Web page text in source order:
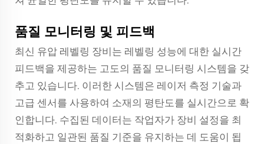
품질 모니터링 및 피드백
최신 유압 레벨링 장비는 레벨링 성능에 대한 실시간
피드백을 제공하는 고도의 품질 모니터링 시스템을 갖
추고 있습니다. 이러한 시스템은 레이저 측정 기술과
고급 센서를 사용하여 소재의 평탄도를 실시간으로 확
인합니다. 수집된 데이터는 작업자가 장비 설정을 최
적화하고 일관된 품질 기준을 유지하는 데 도움이 됩